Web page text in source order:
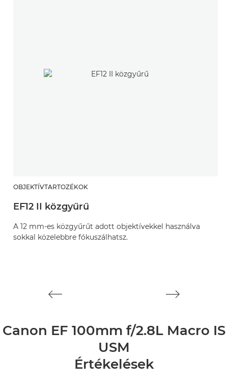
OBJEKTÍVTARTOZÉKOK
EF12 II közgyűrű
A 12 mm-es közgyűrűt adott objektívekkel használva
sokkal közelebbre fókuszálhatsz.
Canon EF 100mm f/2.8L Macro IS
USM
Értékelések